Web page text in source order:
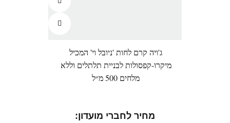
ג'ויה קרם לחות 'ניובל וי' המכיל
מיקרו-קפסולות לבניית תלתלים וללא
מלחים 500 מ״ל
מחיר לחברי מועדון: